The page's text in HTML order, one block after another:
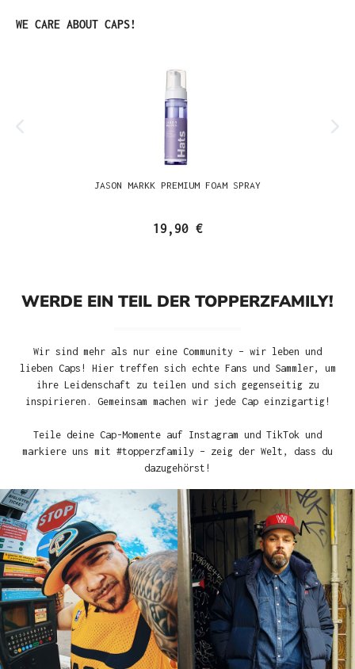
Produktgalerie überspringen
WE CARE ABOUT CAPS!
JASON MARKK PREMIUM FOAM SPRAY
19,90 €
WERDE EIN TEIL DER TOPPERZFAMILY!
Wir sind mehr als nur eine Community – wir leben und
lieben Caps! Hier treffen sich echte Fans und Sammler, um
ihre Leidenschaft zu teilen und sich gegenseitig zu
inspirieren. Gemeinsam machen wir jede Cap einzigartig!
Teile deine Cap-Momente auf Instagram und TikTok und
markiere uns mit #topperzfamily – zeig der Welt, dass du
dazugehörst!